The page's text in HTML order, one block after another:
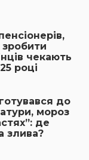
чекають
році
до
мороз
де
злива?